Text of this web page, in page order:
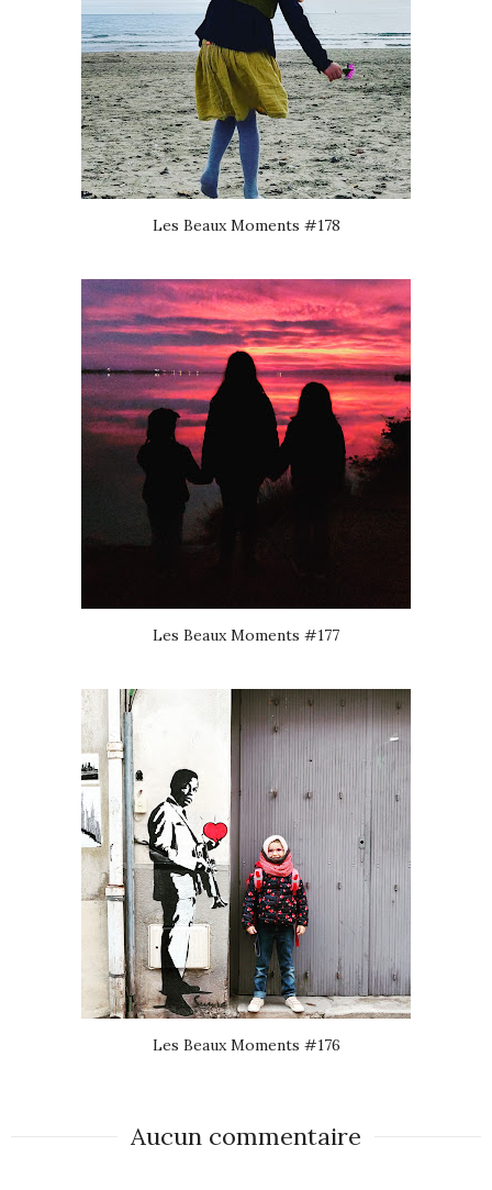
Les Beaux Moments #178
Les Beaux Moments #177
Les Beaux Moments #176
Aucun commentaire